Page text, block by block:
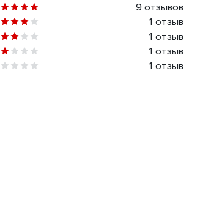
9 отзывов
1 отзыв
1 отзыв
1 отзыв
1 отзыв